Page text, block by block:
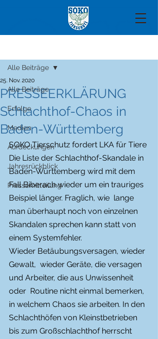
Alle Beiträge
Erfolge
Medien
Aufdeckungen
Jahresrückblick
Pressemitteilung
Alle Beiträge
PRESSEERKLÄRUNG
Schlachthof-Chaos in
Baden-Württemberg
25. Nov. 2020
SOKO Tierschutz fordert LKA für Tiere
Die Liste der Schlachthof-Skandale in
Baden-Württemberg wird mit dem
Fall Biberach wieder um ein trauriges
Beispiel länger. Fraglich, wie  lange
man überhaupt noch von einzelnen
Skandalen sprechen kann statt von
einem Systemfehler.
Wieder Betäubungsversagen, wieder
Gewalt,  wieder Geräte, die versagen
und Arbeiter, die aus Unwissenheit
oder  Routine nicht einmal bemerken,
in welchem Chaos sie arbeiten. In den
Schlachthöfen von Kleinstbetrieben
bis zum Großschlachthof herrscht